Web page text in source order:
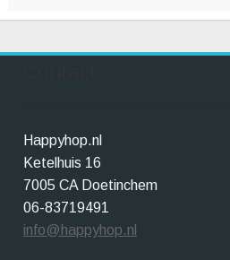
Happyhop.nl
Ketelhuis 16
7005 CA Doetinchem
06-83719491
info@happyhop.nl